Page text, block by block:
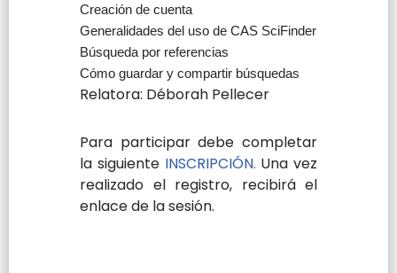
Creación de cuenta
Generalidades del uso de CAS SciFinder
Búsqueda por referencias
Cómo guardar y compartir búsquedas
Relatora: Déborah Pellecer
Para participar debe completar
la siguiente INSCRIPCIÓN. Una vez
realizado el registro, recibirá el
enlace de la sesión.